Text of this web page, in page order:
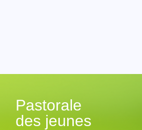
Pastorale
des jeunes